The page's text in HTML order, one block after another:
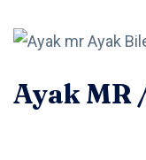
Ayak MR